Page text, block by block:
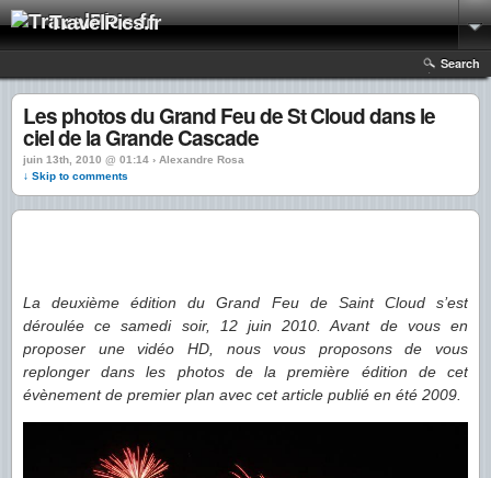
TravelPics.fr
Search
Les photos du Grand Feu de St Cloud dans le
ciel de la Grande Cascade
juin 13th, 2010 @ 01:14 › Alexandre Rosa
↓ Skip to comments
La deuxième édition du Grand Feu de Saint Cloud s’est
déroulée ce samedi soir, 12 juin 2010. Avant de vous en
proposer une vidéo HD, nous vous proposons de vous
replonger dans les photos de la première édition de cet
évènement de premier plan avec cet article publié en été 2009.